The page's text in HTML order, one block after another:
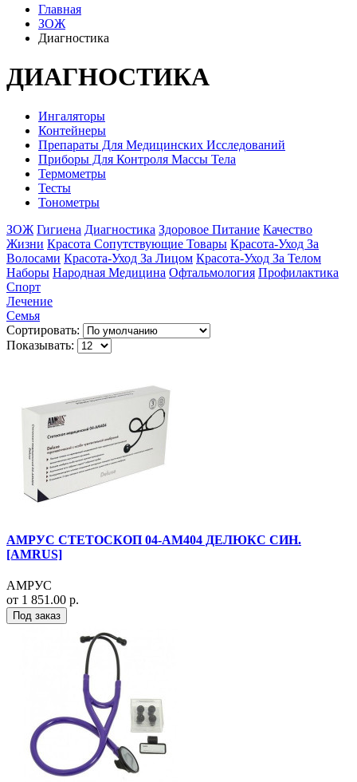
Главная
ЗОЖ
Диагностика
ДИАГНОСТИКА
Ингаляторы
Контейнеры
Препараты Для Медицинских Исследований
Приборы Для Контроля Массы Тела
Термометры
Тесты
Тонометры
ЗОЖ Гигиена Диагностика Здоровое Питание Качество
Жизни Красота Сопутствующие Товары Красота-Уход За
Волосами Красота-Уход За Лицом Красота-Уход За Телом
Наборы Народная Медицина Офтальмология Профилактика
Спорт
Лечение
Семья
Сортировать:
Показывать:
АМРУС СТЕТОСКОП 04-АМ404 ДЕЛЮКС СИН.
[AMRUS]
АМРУС
от 1 851.00 р.
Под заказ